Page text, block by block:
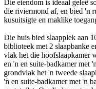
Die eiendom is ideaal geleë
die riviermond af, en bied 'n
kusuitsigte en maklike
Die huis bied slaapplek aan
biblioteek met 2 slaapbanke
vlak het die hoofslaapkamer
en 'n en suite-badkamer met
grondvlak het 'n tweede
'n en suite-badkamer met 'n